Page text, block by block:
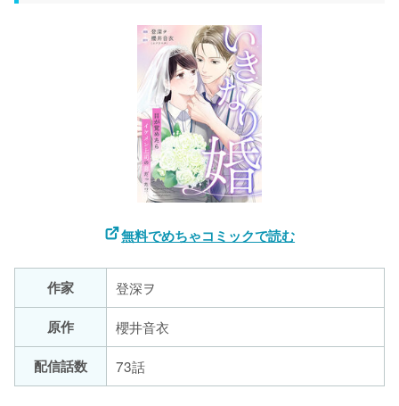
無料でめちゃコミックで読む
作家
登深ヲ
原作
櫻井音衣
配信話数
73話